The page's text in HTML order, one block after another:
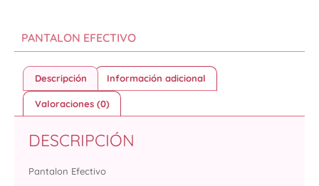
PANTALON EFECTIVO
Descripción Información adicional
Valoraciones (0)
DESCRIPCIÓN
Pantalon Efectivo